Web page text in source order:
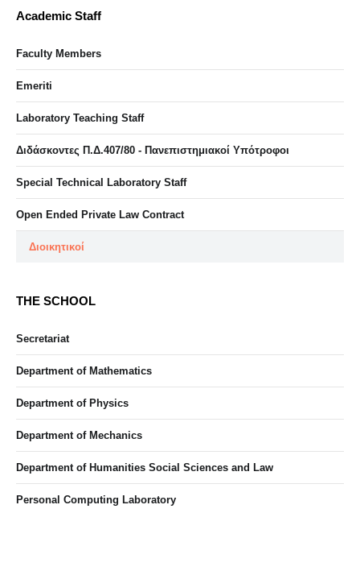
Academic Staff
Faculty Members
Emeriti
Laboratory Teaching Staff
Διδάσκοντες Π.Δ.407/80 - Πανεπιστημιακοί Υπότροφοι
Special Technical Laboratory Staff
Open Ended Private Law Contract
Διοικητικοί
THE SCHOOL
Secretariat
Department of Mathematics
Department of Physics
Department of Mechanics
Department of Humanities Social Sciences and Law
Personal Computing Laboratory